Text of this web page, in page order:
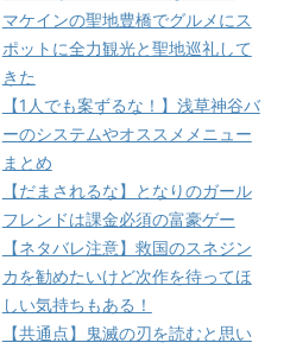
マケインの聖地豊橋でグルメにス
ポットに全力観光と聖地巡礼して
きた
【1人でも案ずるな！】浅草神谷バ
ーのシステムやオススメメニュー
まとめ
【だまされるな】となりのガール
フレンドは課金必須の富豪ゲー
【ネタバレ注意】救国のスネジン
カを勧めたいけど次作を待ってほ
しい気持ちもある！
【共通点】鬼滅の刃を読むと思い